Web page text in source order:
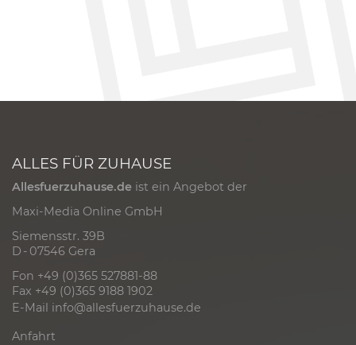
ALLES FÜR ZUHAUSE
Allesfuerzuhause.de ist ein Angebot der
Maxi-Media Online GmbH
Siemensstr. 39B
D - 07546 Gera
Fon +49 (0)365 527881-88
Fax +49 (0)365 9188 1902
E-Mail info@allesfuerzuhause.de
Anfahrt